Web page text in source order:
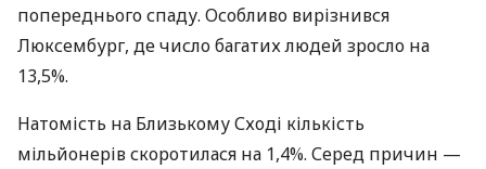
попереднього спаду. Особливо вирізнився
Люксембург, де число багатих людей зросло на
13,5%.
Натомість на Близькому Сході кількість
мільйонерів скоротилася на 1,4%. Серед причин —